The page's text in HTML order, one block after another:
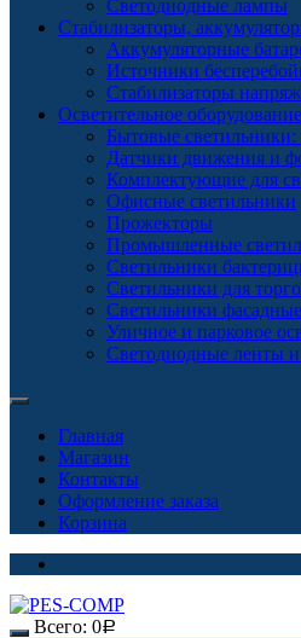
Светодиодные лампы
Стабилизаторы,
Аккумуляторные
Источники
Стабилизаторы
Осветительное оборудование
Бытовые
Датчики движения и
Комплектующие для
Офисные светильники
Прожекторы
Промышленные
Светильники
Светильники для
Светильники
Уличное и парковое
Светодиодные ленты
Главная
Магазин
Контакты
Оформление заказа
Корзина
Всего: 0Р